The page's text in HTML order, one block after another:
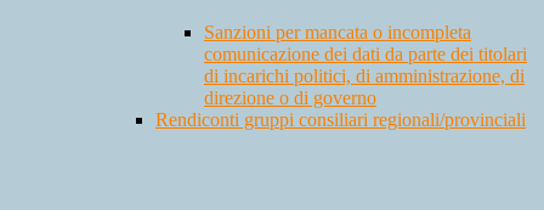
Sanzioni per mancata o incompleta
comunicazione dei dati da parte dei titolari
di incarichi politici, di amministrazione, di
direzione o di governo
Rendiconti gruppi consiliari regionali/provinciali